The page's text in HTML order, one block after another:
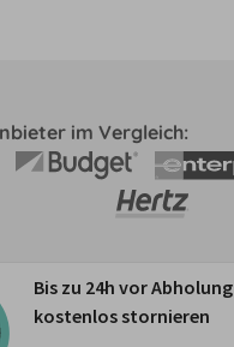
im Vergleich:
Bis zu 24h vor Abholung
kostenlos stornieren